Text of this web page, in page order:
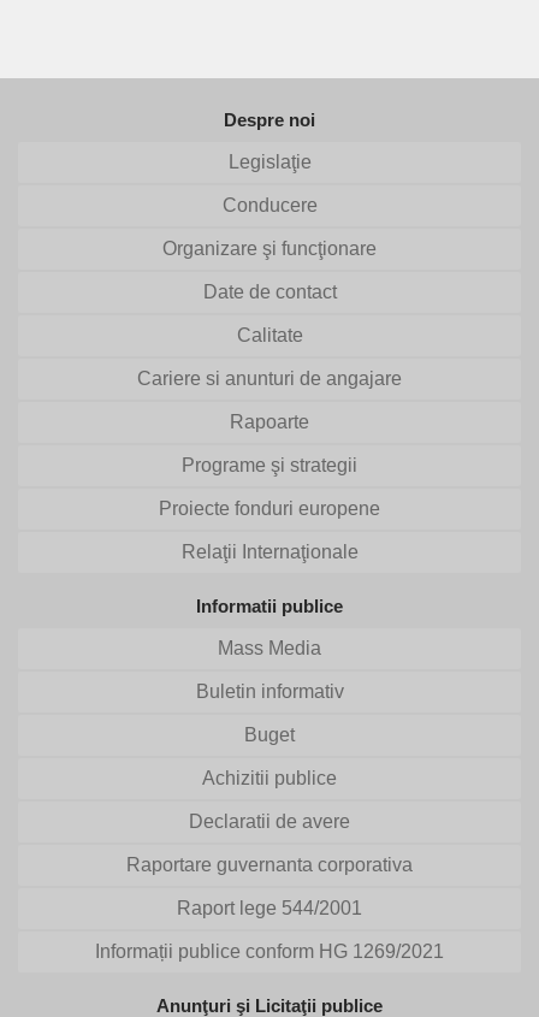
Despre noi
Legislaţie
Conducere
Organizare şi funcţionare
Date de contact
Calitate
Cariere si anunturi de angajare
Rapoarte
Programe şi strategii
Proiecte fonduri europene
Relaţii Internaţionale
Informatii publice
Mass Media
Buletin informativ
Buget
Achizitii publice
Declaratii de avere
Raportare guvernanta corporativa
Raport lege 544/2001
Informații publice conform HG 1269/2021
Anunţuri şi Licitaţii publice